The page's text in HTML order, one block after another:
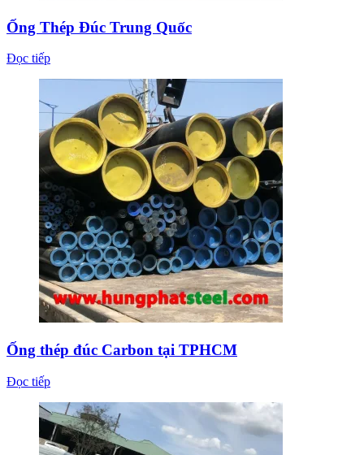
Ống Thép Đúc Trung Quốc
Đọc tiếp
Ống thép đúc Carbon tại TPHCM
Đọc tiếp